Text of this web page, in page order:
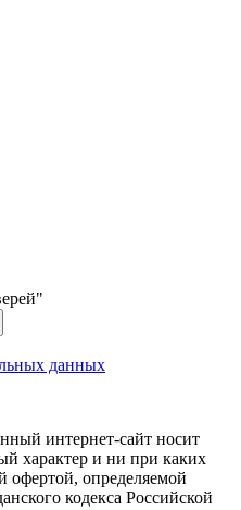
данных
интернет-сайт носит
характер и ни при каких
офертой, определяемой
кодекса Российской